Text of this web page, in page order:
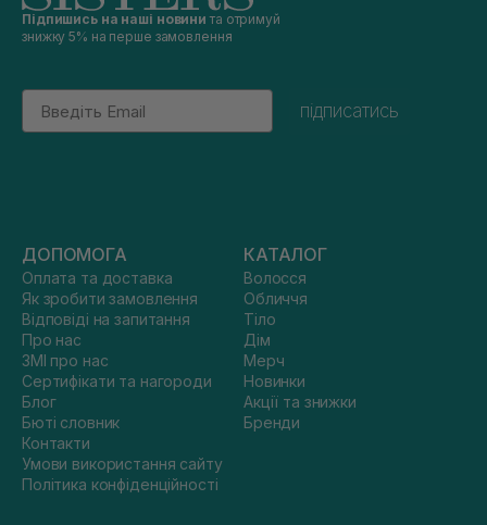
Підпишись на наші новини та отримуй
знижку 5% на перше замовлення
Email
підписатись
ДОПОМОГА
Оплата та доставка
Як зробити замовлення
Відповіді на запитання
Про нас
ЗМІ про нас
Сертифікати та нагороди
Блог
Бюті словник
Контакти
Умови використання сайту
Політика конфіденційності
КАТАЛОГ
Волосся
Обличчя
Тіло
Дім
Мерч
Новинки
Акції та знижки
Бренди